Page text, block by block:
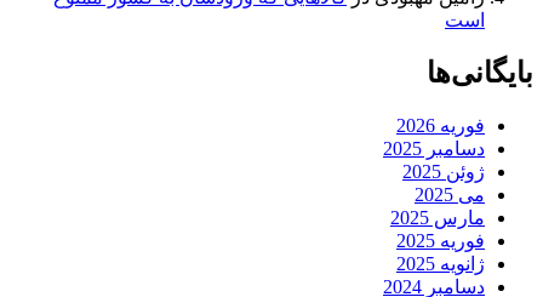
است
بایگانی‌ها
فوریه 2026
دسامبر 2025
ژوئن 2025
می 2025
مارس 2025
فوریه 2025
ژانویه 2025
دسامبر 2024